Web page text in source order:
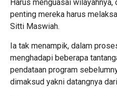
Harus menguasai
penting mereka harus
Sitti Maswiah.
Ia tak menampik, dalam
menghadapi beberapa
pendataan program
dimaksud yakni datangnya